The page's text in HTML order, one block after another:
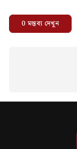
0মন্তব্য দেখুন